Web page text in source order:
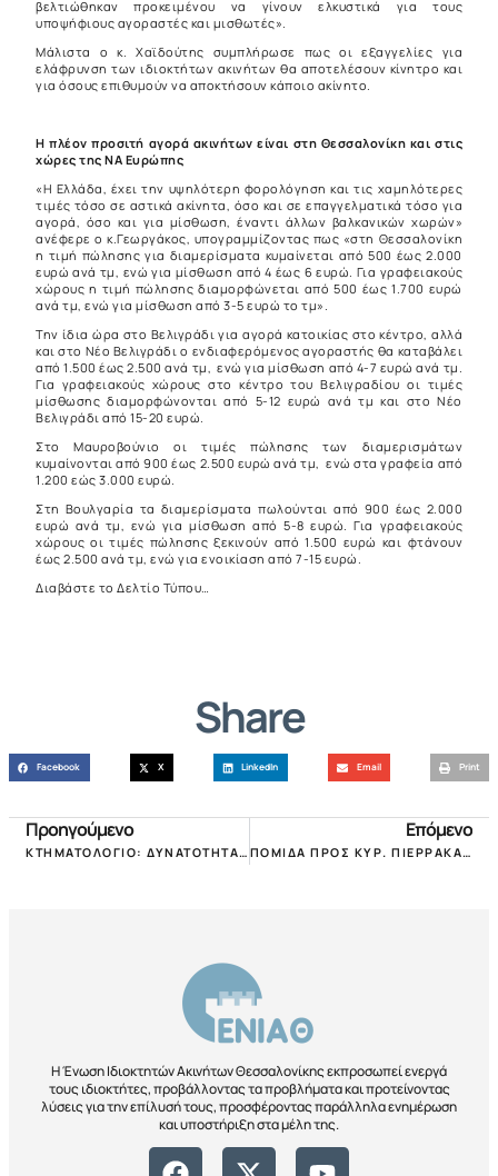
βελτιώθηκαν προκειμένου να γίνουν ελκυστικά για τους
υποψήφιους αγοραστές και μισθωτές».
Μάλιστα ο κ. Χαϊδούτης συμπλήρωσε πως οι εξαγγελίες για
ελάφρυνση των ιδιοκτήτων ακινήτων θα αποτελέσουν κίνητρο και
για όσους επιθυμούν να αποκτήσουν κάποιο ακίνητο.
Η πλέον προσιτή αγορά ακινήτων είναι στη Θεσσαλονίκη και στις
χώρες της ΝΑ Ευρώπης
«Η Ελλάδα, έχει την υψηλότερη φορολόγηση και τις χαμηλότερες
τιμές τόσο σε αστικά ακίνητα, όσο και σε επαγγελματικά τόσο για
αγορά, όσο και για μίσθωση, έναντι άλλων βαλκανικών χωρών»
ανέφερε ο κ.Γεωργάκος, υπογραμμίζοντας πως «στη Θεσσαλονίκη
η τιμή πώλησης για διαμερίσματα κυμαίνεται από 500 έως 2.000
ευρώ ανά τμ, ενώ για μίσθωση από 4 έως 6 ευρώ. Για γραφειακούς
χώρους η τιμή πώλησης διαμορφώνεται από 500 έως 1.700 ευρώ
ανά τμ, ενώ για μίσθωση από 3-5 ευρώ το τμ».
Την ίδια ώρα στο Βελιγράδι για αγορά κατοικίας στο κέντρο, αλλά
και στο Νέο Βελιγράδι ο ενδιαφερόμενος αγοραστής θα καταβάλει
από 1.500 έως 2.500 ανά τμ, ενώ για μίσθωση από 4-7 ευρώ ανά τμ.
Για γραφειακούς χώρους στο κέντρο του Βελιγραδίου οι τιμές
μίσθωσης διαμορφώνονται από 5-12 ευρώ ανά τμ και στο Νέο
Βελιγράδι από 15-20 ευρώ.
Στο Μαυροβούνιο οι τιμές πώλησης των διαμερισμάτων
κυμαίνονται από 900 έως 2.500 ευρώ ανά τμ, ενώ στα γραφεία από
1.200 εώς 3.000 ευρώ.
Στη Βουλγαρία τα διαμερίσματα πωλούνται από 900 έως 2.000
ευρώ ανά τμ, ενώ για μίσθωση από 5-8 ευρώ. Για γραφειακούς
χώρους οι τιμές πώλησης ξεκινούν από 1.500 ευρώ και φτάνουν
έως 2.500 ανά τμ, ενώ για ενοικίαση από 7-15 ευρώ.
Διαβάστε το Δελτίο Τύπου…
Share
Facebook X LinkedIn Email Print
Προηγούμενο
ΚΤΗΜΑΤΟΛΟΓΙΟ: ΔΥΝΑΤΟΤΗΤΑ ΠΑΡΑΤΑΣΗΣ ΜΕΧΡΙ 6 ΜΗΝΕΣ ΓΙΑ ΤΗΝ ΥΠΟΒΟΛΗ ΔΗΛΩΣΕΩΝ ΚΤΗΜΑΤΟΓΡΑΦΗΣΗΣ!
Επόμενο
ΠΟΜΙΔΑ ΠΡΟΣ ΚΥΡ. ΠΙΕΡΡΑΚΑΚΗ: ΠΡΩΤΟΣ ΣΤΟΧΟΣ Η ΠΑΤΑΞΗ ΤΗΣ ΓΡΑΦΕΙΟΚΡΑΤΙΑΣ ΣΤΑ ΣΥΜΒΟΛΑΙΑ ΜΕΤΑΒΙΒΑΣΗΣ ΑΚΙΝΗΤΩΝ!
Η Ένωση Ιδιοκτητών Ακινήτων Θεσσαλονίκης εκπροσωπεί ενεργά
τους ιδιοκτήτες, προβάλλοντας τα προβλήματα και προτείνοντας
λύσεις για την επίλυσή τους, προσφέροντας παράλληλα ενημέρωση
και υποστήριξη στα μέλη της.